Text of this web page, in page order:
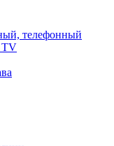
телефонный
TV